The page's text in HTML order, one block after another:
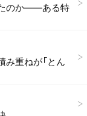
のか——ある特
重ねが「とん